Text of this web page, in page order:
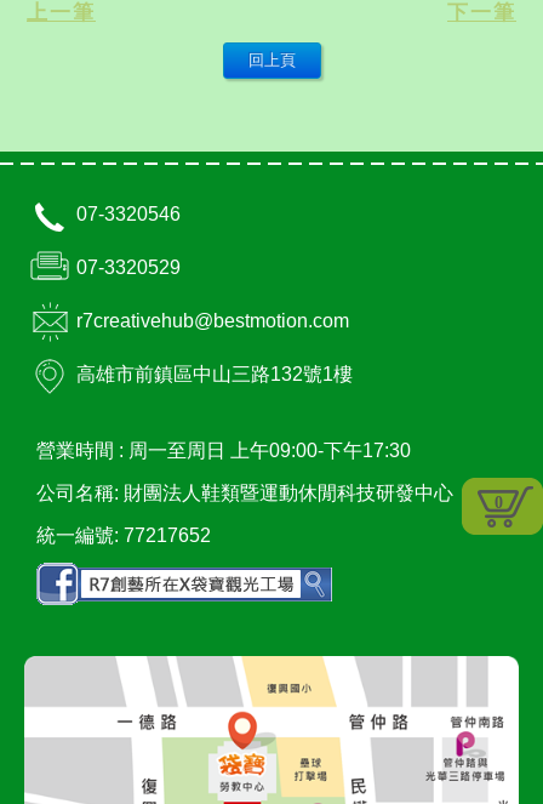
0
上一筆
下一筆
07-3320546
07-3320529
r7creativehub@bestmotion.com
高雄市前鎮區中山三路132號1樓
營業時間 : 周一至周日 上午09:00-下午17:30
公司名稱: 財團法人鞋類暨運動休閒科技研發中心
統一編號: 77217652